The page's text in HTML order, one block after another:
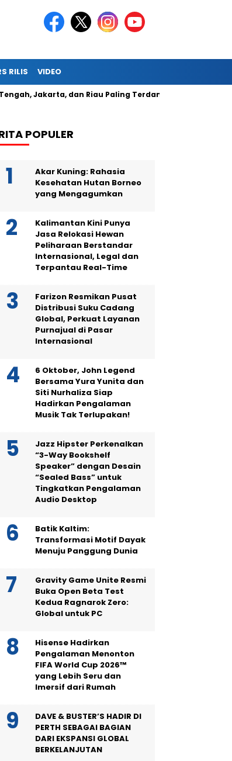
RILIS VIDEO
Jakarta, dan Riau Paling Terdampak
POPULER
Akar Kuning: Rahasia
Kesehatan Hutan Borneo
yang Mengagumkan
Kalimantan Kini Punya
Jasa Relokasi Hewan
Peliharaan Berstandar
Internasional, Legal dan
Terpantau Real-Time
Farizon Resmikan Pusat
Distribusi Suku Cadang
Global, Perkuat Layanan
Purnajual di Pasar
Internasional
6 Oktober, John Legend
Bersama Yura Yunita dan
Siti Nurhaliza Siap
Hadirkan Pengalaman
Musik Tak Terlupakan!
Jazz Hipster Perkenalkan
“3-Way Bookshelf
Speaker” dengan Desain
“Sealed Bass” untuk
Tingkatkan Pengalaman
Audio Desktop
Batik Kaltim:
Transformasi Motif Dayak
Menuju Panggung Dunia
Gravity Game Unite Resmi
Buka Open Beta Test
Kedua Ragnarok Zero:
Global untuk PC
Hisense Hadirkan
Pengalaman Menonton
FIFA World Cup 2026™
yang Lebih Seru dan
Imersif dari Rumah
DAVE & BUSTER’S HADIR DI
PERTH SEBAGAI BAGIAN
DARI EKSPANSI GLOBAL
BERKELANJUTAN